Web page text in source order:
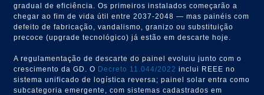
gradual de eficiência. Os primeiros instalados começarão a
chegar ao fim de vida útil entre 2037-2048 — mas painéis com
defeito de fabricação, vandalismo, granizo ou substituição
precoce (upgrade tecnológico) já estão em descarte hoje.
A regulamentação de descarte do painel evoluiu junto com o
crescimento da GD. O Decreto 11.044/2022 inclui REEE no
sistema unificado de logística reversa; painel solar entra como
subcategoria emergente, com sistemas cadastrados em